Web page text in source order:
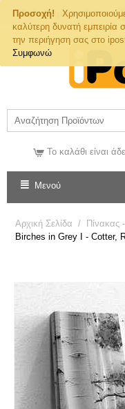
Προσοχή!
καλύτερη δυνατή εμπειρία
την περιήγηση σας στο
Συμφωνώ
Τηλ. Παραγγελιών
Το καλάθι είναι
Μενού
Αρχική Σελίδα / Πίνακας
Birches in Grey I - Cotter,